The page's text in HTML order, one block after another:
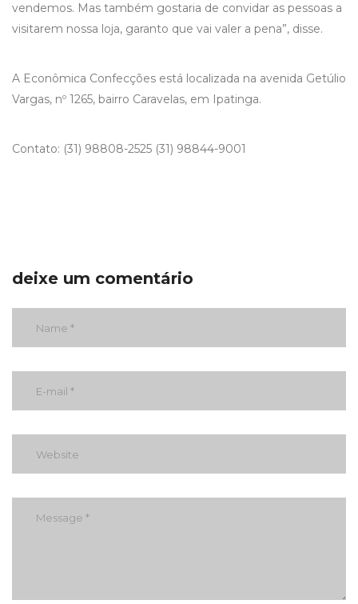
vendemos. Mas também gostaria de convidar as pessoas a
visitarem nossa loja, garanto que vai valer a pena”, disse.
A Econômica Confecções está localizada na avenida Getúlio
Vargas, nº 1265, bairro Caravelas, em Ipatinga.
Contato: (31) 98808-2525 (31) 98844-9001
deixe um comentário